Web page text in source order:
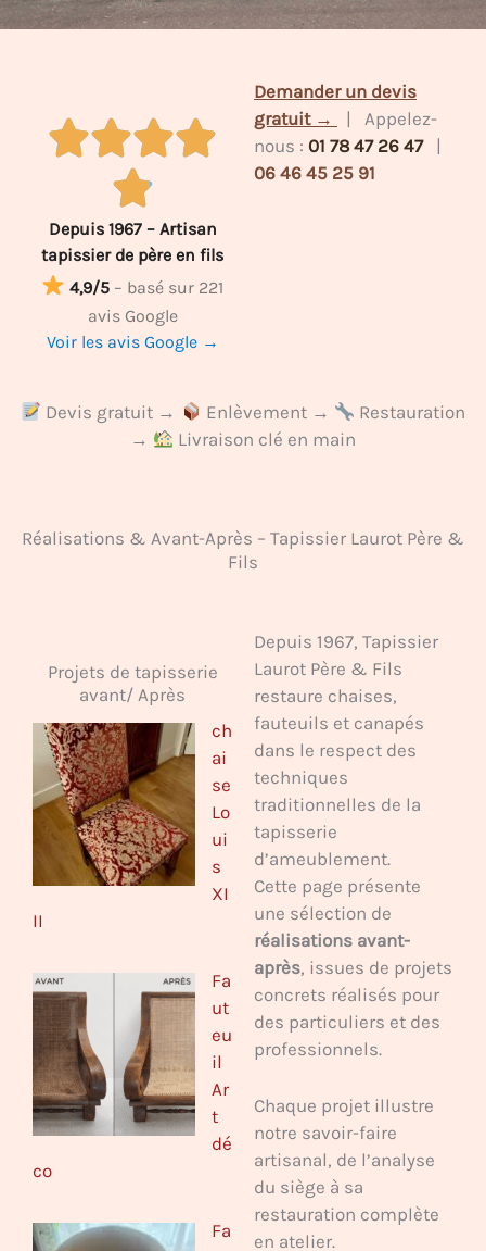
Depuis 1967 – Artisan
tapissier de père en fils
4,9/5 – basé sur 221
avis Google
Voir les avis Google →
Demander un devis
gratuit →
| Appelez-
nous : 01 78 47 26 47
|
06 46 45 25 91
Devis gratuit → Enlèvement →
Restauration
→
Livraison clé en main
Réalisations & Avant-Après – Tapissier Laurot Père &
Fils
Projets de tapisserie
avant/ Après
ch
ai
se
Lo
ui
s
XI
II
Fa
ut
eu
il
Ar
t
dé
co
Fa
Depuis 1967, Tapissier
Laurot Père & Fils
restaure chaises,
fauteuils et canapés
dans le respect des
techniques
traditionnelles de la
tapisserie
d’ameublement.
Cette page présente
une sélection de
réalisations avant-
après, issues de projets
concrets réalisés pour
des particuliers et des
professionnels.
Chaque projet illustre
notre savoir-faire
artisanal, de l’analyse
du siège à sa
restauration complète
en atelier.